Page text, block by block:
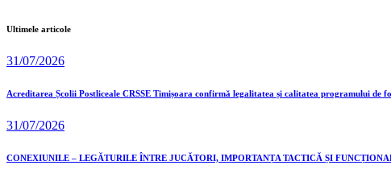
Ultimele articole
31/07/2026
Acreditarea Școlii Postliceale CRSSE Timișoara confirmă legalitatea și calitatea programului de
31/07/2026
CONEXIUNILE – LEGĂTURILE ÎNTRE JUCĂTORI, IMPORTANȚA TACTICĂ ȘI